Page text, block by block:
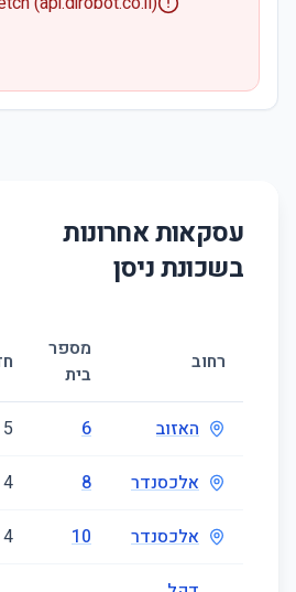
עסקאות אחרונות
בשכונתניסן
רחוב
מספר
בית
האזוב 6
5
אלכסנדר 8
4
אלכסנדר 10
4